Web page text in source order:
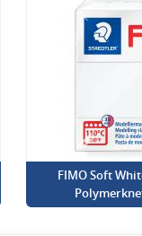
FIMO Soft